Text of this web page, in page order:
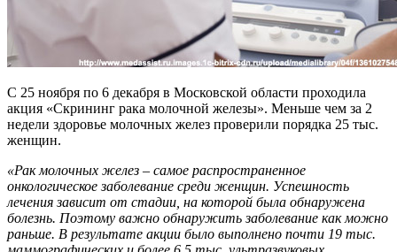
С 25 ноября по 6 декабря в Московской области проходила
акция «Скрининг рака молочной железы». Меньше чем за 2
недели здоровье молочных желез проверили порядка 25 тыс.
женщин.
«Рак молочных желез – самое распространенное
онкологическое заболевание среди женщин. Успешность
лечения зависит от стадии, на которой была обнаружена
болезнь. Поэтому важно обнаружить заболевание как можно
раньше. В результате акции было выполнено почти 19 тыс.